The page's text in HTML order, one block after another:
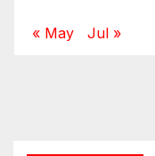
« May Jul »